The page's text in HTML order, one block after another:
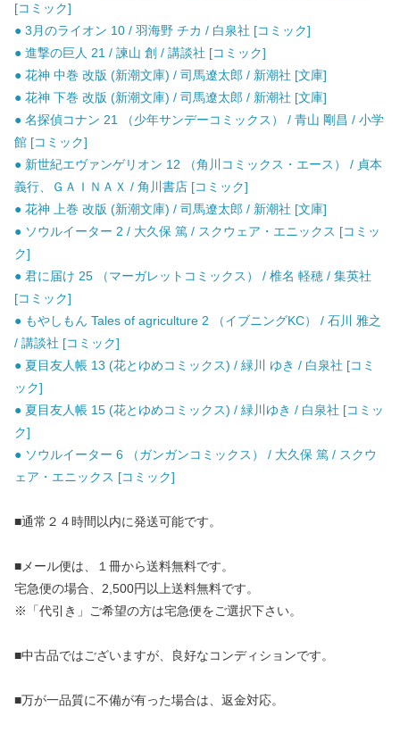
[コミック]
● 3月のライオン 10 / 羽海野 チカ / 白泉社 [コミック]
● 進撃の巨人 21 / 諫山 創 / 講談社 [コミック]
● 花神 中巻 改版 (新潮文庫) / 司馬遼太郎 / 新潮社 [文庫]
● 花神 下巻 改版 (新潮文庫) / 司馬遼太郎 / 新潮社 [文庫]
● 名探偵コナン 21 （少年サンデーコミックス） / 青山 剛昌 / 小学
館 [コミック]
● 新世紀エヴァンゲリオン 12 （角川コミックス・エース） / 貞本
義行、ＧＡＩＮＡＸ / 角川書店 [コミック]
● 花神 上巻 改版 (新潮文庫) / 司馬遼太郎 / 新潮社 [文庫]
● ソウルイーター 2 / 大久保 篤 / スクウェア・エニックス [コミッ
ク]
● 君に届け 25 （マーガレットコミックス） / 椎名 軽穂 / 集英社
[コミック]
● もやしもん Tales of agriculture 2 （イブニングKC） / 石川 雅之
/ 講談社 [コミック]
● 夏目友人帳 13 (花とゆめコミックス) / 緑川 ゆき / 白泉社 [コミ
ック]
● 夏目友人帳 15 (花とゆめコミックス) / 緑川ゆき / 白泉社 [コミッ
ク]
● ソウルイーター 6 （ガンガンコミックス） / 大久保 篤 / スクウ
ェア・エニックス [コミック]
■通常２４時間以内に発送可能です。
■メール便は、１冊から送料無料です。
宅急便の場合、2,500円以上送料無料です。
※「代引き」ご希望の方は宅急便をご選択下さい。
■中古品ではございますが、良好なコンディションです。
■万が一品質に不備が有った場合は、返金対応。